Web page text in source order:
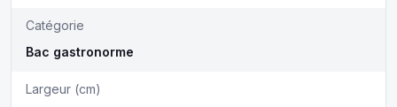
Catégorie
Bac gastronorme
Largeur (cm)